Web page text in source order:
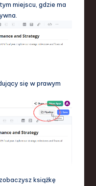
miejscu, gdzie ma
się w prawym
książkę